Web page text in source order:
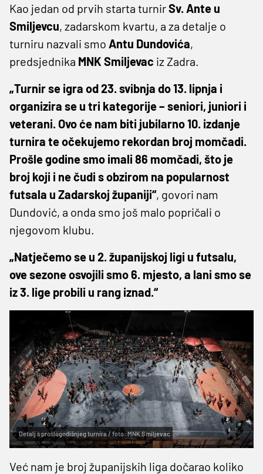
Kao jedan od prvih starta turnirSv. Ante u
Smiljevcu, zadarskom kvartu, a za detalje o
turniru nazvali smo Antu Dundovića,
predsjednika MNK Smiljevac iz Zadra.
„Turnir se igra od 23. svibnja do 13. lipnja i
organizira se u tri kategorije – seniori, juniori i
veterani. Ovo će nam biti jubilarno 10. izdanje
turnira te očekujemo rekordan broj momčadi.
Prošle godine smo imali 86 momčadi, što je
broj koji i ne čudi s obzirom na popularnost
futsala u Zadarskoj županiji“, govori nam
Dundović, a onda smo još malo popričali o
njegovom klubu.
„Natječemo se u 2. županijskoj ligi u futsalu,
ove sezone osvojili smo 6. mjesto, a lani smo se
iz 3. lige probili u rang iznad.“
Detalj s prošlogodišnjeg turnira / foto: MNK Smiljevac
Već nam je broj županijskih liga dočarao koliko